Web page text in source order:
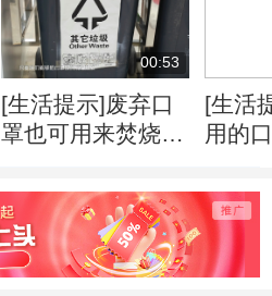
00:53
[生活提示]废弃口
罩也可用来焚烧发
[生活
用的